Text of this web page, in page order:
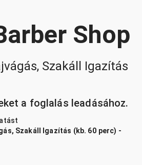
Shop
Szakáll Igazítás
a foglalás leadásához.
Szakáll Igazítás (kb. 60 perc) -